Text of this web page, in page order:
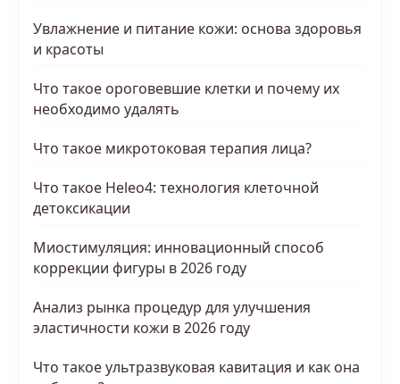
Увлажнение и питание кожи: основа здоровья
и красоты
Что такое ороговевшие клетки и почему их
необходимо удалять
Что такое микротоковая терапия лица?
Что такое Heleo4: технология клеточной
детоксикации
Миостимуляция: инновационный способ
коррекции фигуры в 2026 году
Анализ рынка процедур для улучшения
эластичности кожи в 2026 году
Что такое ультразвуковая кавитация и как она